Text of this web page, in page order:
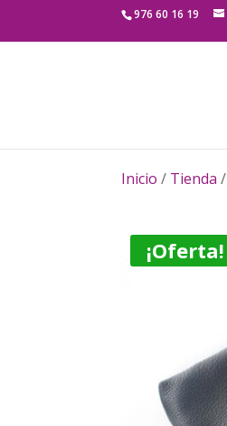
976 60 16 19
Inicio / Tienda /
¡Oferta!